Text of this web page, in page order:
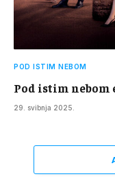
POD ISTIM NEBOM
Pod istim nebom
29. svibnja 2025.